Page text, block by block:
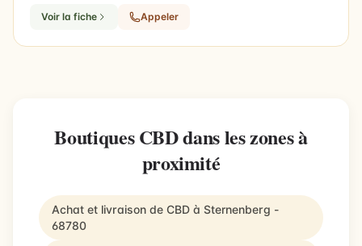
Voir la fiche Appeler
Boutiques CBD dans les zones à
proximité
Achat et livraison de CBD à Sternenberg -
68780